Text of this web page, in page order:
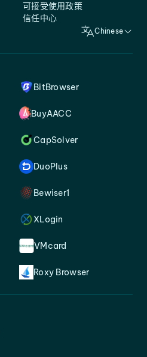
可接受使用政策
信任中心
Chinese
BitBrowser
BuyAACC
CapSolver
DuoPlus
Bewiser1
XLogin
VMcard
Roxy Browser